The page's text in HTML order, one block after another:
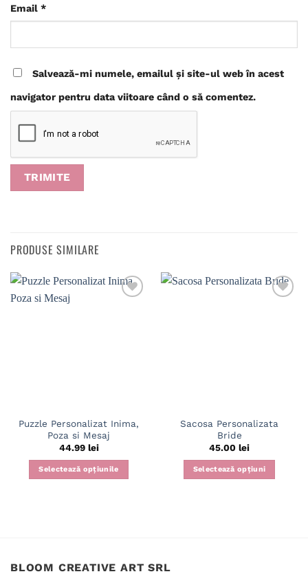
Email *
Salvează-mi numele, emailul și site-ul web în acest
navigator pentru data viitoare când o să comentez.
PRODUSE SIMILARE
Puzzle Personalizat Inima,
Poza si Mesaj
44.99 lei
Selectează opțiunile
Sacosa Personalizata
Bride
45.00 lei
Selectează opțiuni
BLOOM CREATIVE ART SRL